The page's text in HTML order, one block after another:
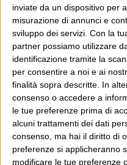
inviate da un dispositivo per
misurazione di annunci e
sviluppo dei servizi. Con la
partner possiamo utilizzare
identificazione tramite la
per consentire a noi e ai
finalità sopra descritte. In
consenso o accedere a
le tue preferenze prima di
alcuni trattamenti dei dati
consenso, ma hai il diritto di
preferenze si applicheranno
modificare le tue preferenze
POST PRECEDENTE
Diluiti
E per i regali di Natale